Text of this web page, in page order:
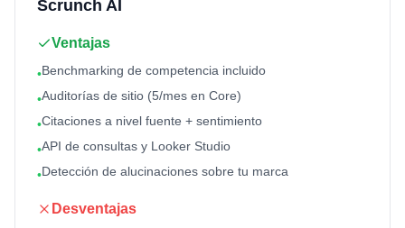
Scrunch AI
Ventajas
•Benchmarking de competencia incluido
•Auditorías de sitio (5/mes en Core)
•Citaciones a nivel fuente + sentimiento
•API de consultas y Looker Studio
•Detección de alucinaciones sobre tu marca
Desventajas